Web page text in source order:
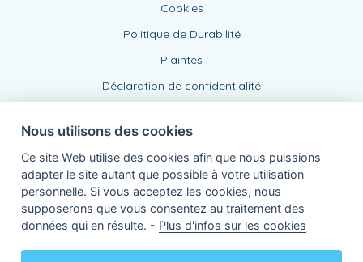
Cookies
Politique de Durabilité
Plaintes
Déclaration de confidentialité
Agent lié, BE0542423010
de KBC Assurances sa
Nous utilisons des cookies
Ce site Web utilise des cookies afin que nous puissions
adapter le site autant que possible à votre utilisation
personnelle. Si vous acceptez les cookies, nous
supposerons que vous consentez au traitement des
données qui en résulte. - Plus d'infos sur les cookies